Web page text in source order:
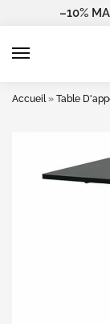
–10%
Accueil» Table